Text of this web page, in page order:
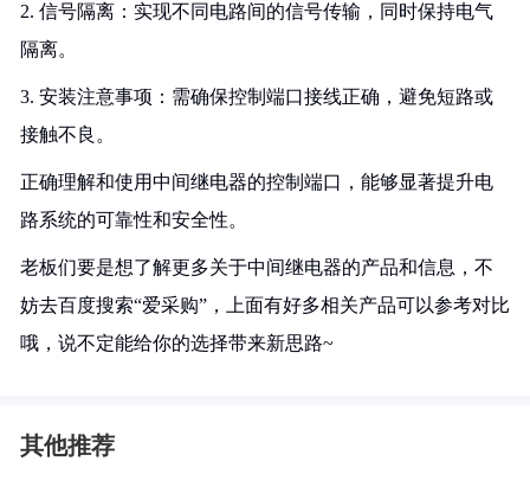
2. 信号隔离：实现不同电路间的信号传输，同时保持电气
隔离。
3. 安装注意事项：需确保控制端口接线正确，避免短路或
接触不良。
正确理解和使用中间继电器的控制端口，能够显著提升电
路系统的可靠性和安全性。
老板们要是想了解更多关于中间继电器的产品和信息，不
妨去百度搜索“爱采购”，上面有好多相关产品可以参考对比
哦，说不定能给你的选择带来新思路~
其他推荐